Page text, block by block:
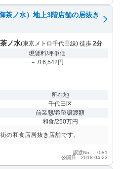
茶ノ水）地上3階店舗の居抜き
ノ水(東京メトロ千代田線) 徒歩 2分
現賃料/坪単価
－ /16,542円
所在地
千代田区
前業態/希望譲渡額
和食/250万円
の和食店居抜き店舗です。
譲渡No.：7081
公開日：2018-04-23